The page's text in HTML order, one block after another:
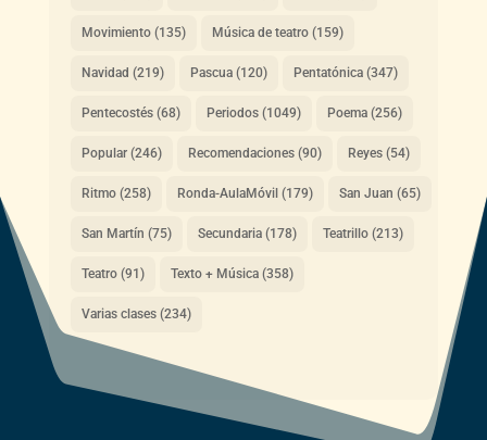
Movimiento(135) Música de teatro(159)
Navidad (219) Pascua(120) Pentatónica(347)
Pentecostés(68) Periodos(1049) Poema(256)
Popular(246) Recomendaciones(90) Reyes(54)
Ritmo(258) Ronda-AulaMóvil (179) San Juan (65)
San Martín (75) Secundaria(178) Teatrillo(213)
Teatro(91) Texto + Música(358)
Varias clases(234)